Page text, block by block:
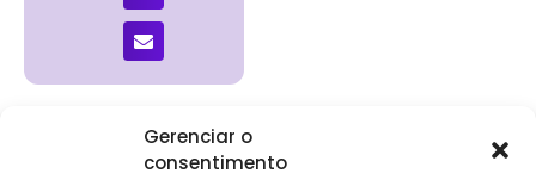
Gerenciar o
consentimento
InstitucionalClientes